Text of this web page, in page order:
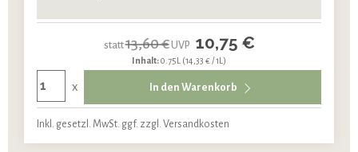
statt13,60 €UVP 10,75 €
Inhalt:0.75L (14,33 € / 1L)
x In den Warenkorb
Inkl. gesetzl. MwSt. ggf. zzgl. Versandkosten